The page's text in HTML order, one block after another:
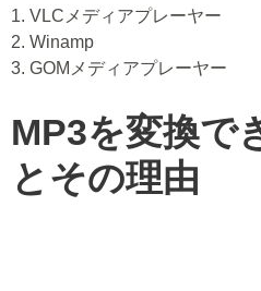
1. VLCメディアプレーヤー
2. Winamp
3. GOMメディアプレーヤー
MP3を変換で
とその理由